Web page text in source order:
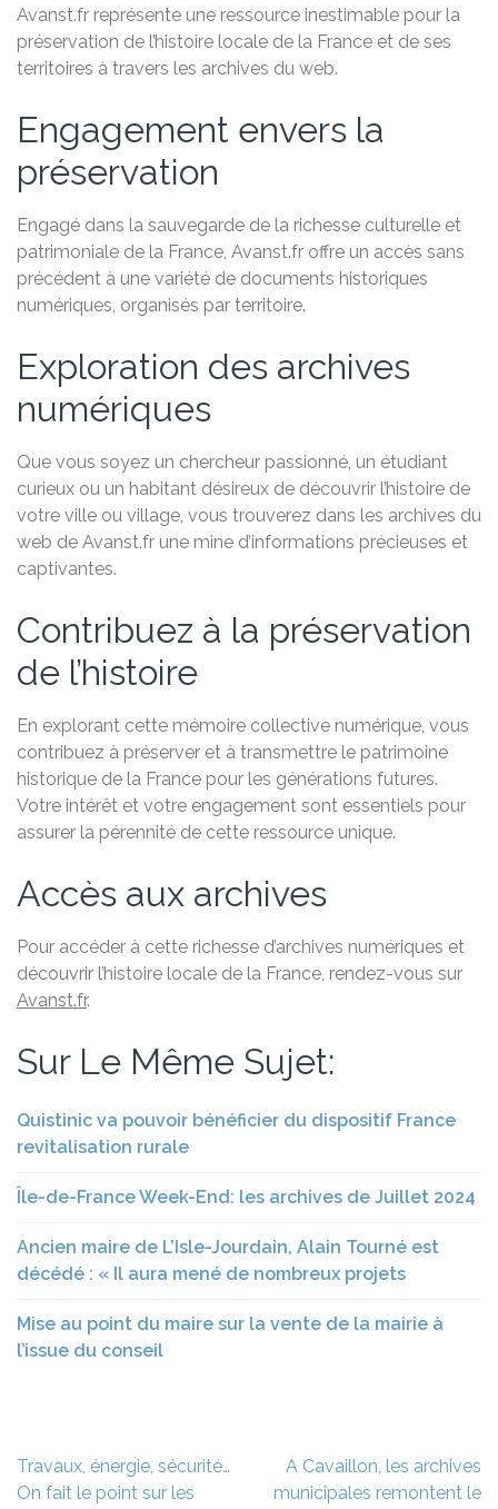
Avanst.fr représente une ressource inestimable pour la
préservation de l’histoire locale de la France et de ses
territoires à travers les archives du web.
Engagement envers la
préservation
Engagé dans la sauvegarde de la richesse culturelle et
patrimoniale de la France, Avanst.fr offre un accès sans
précédent à une variété de documents historiques
numériques, organisés par territoire.
Exploration des archives
numériques
Que vous soyez un chercheur passionné, un étudiant
curieux ou un habitant désireux de découvrir l’histoire de
votre ville ou village, vous trouverez dans les archives du
web de Avanst.fr une mine d’informations précieuses et
captivantes.
Contribuez à la préservation
de l’histoire
En explorant cette mémoire collective numérique, vous
contribuez à préserver et à transmettre le patrimoine
historique de la France pour les générations futures.
Votre intérêt et votre engagement sont essentiels pour
assurer la pérennité de cette ressource unique.
Accès aux archives
Pour accéder à cette richesse d’archives numériques et
découvrir l’histoire locale de la France, rendez-vous sur
Avanst.fr.
Sur Le Même Sujet:
Quistinic va pouvoir bénéficier du dispositif France
revitalisation rurale
Île-de-France Week-End: les archives de Juillet 2024
Ancien maire de L’Isle-Jourdain, Alain Tourné est
décédé : « Il aura mené de nombreux projets
Mise au point du maire sur la vente de la mairie à
l’issue du conseil
Navigation
de
Travaux, énergie, sécurité…
On fait le point sur les
A Cavaillon, les archives
municipales remontent le